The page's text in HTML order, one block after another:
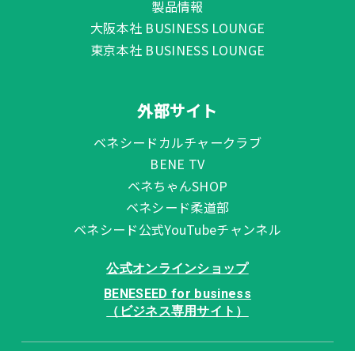
製品情報
大阪本社 BUSINESS LOUNGE
東京本社 BUSINESS LOUNGE
外部サイト
ベネシードカルチャークラブ
BENE TV
ベネちゃんSHOP
ベネシード柔道部
ベネシード公式YouTubeチャンネル
公式オンラインショップ
BENESEED for business
（ビジネス専用サイト）